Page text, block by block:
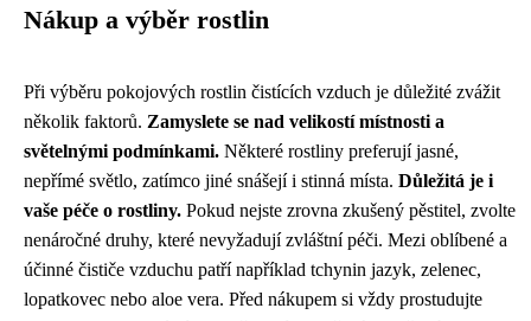
Nákup a výběr rostlin
Při výběru pokojových rostlin čistících vzduch je důležité zvážit
několik faktorů. Zamyslete se nad velikostí místnosti a
světelnými podmínkami. Některé rostliny preferují jasné,
nepřímé světlo, zatímco jiné snášejí i stinná místa. Důležitá je i
vaše péče o rostliny. Pokud nejste zrovna zkušený pěstitel, zvolte
nenáročné druhy, které nevyžadují zvláštní péči. Mezi oblíbené a
účinné čističe vzduchu patří například tchynin jazyk, zelenec,
lopatkovec nebo aloe vera. Před nákupem si vždy prostudujte